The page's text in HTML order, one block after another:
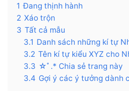
1 Đang thịnh hành
2 Xáo trộn
3 Tất cả mẫu
3.1 Danh sách những kí tự
3.2 Tên kí tự kiểu XYZ cho
3.3 ☆ﾟ.* Chia sẻ trang này
3.4 Gợi ý các ý tưởng dành